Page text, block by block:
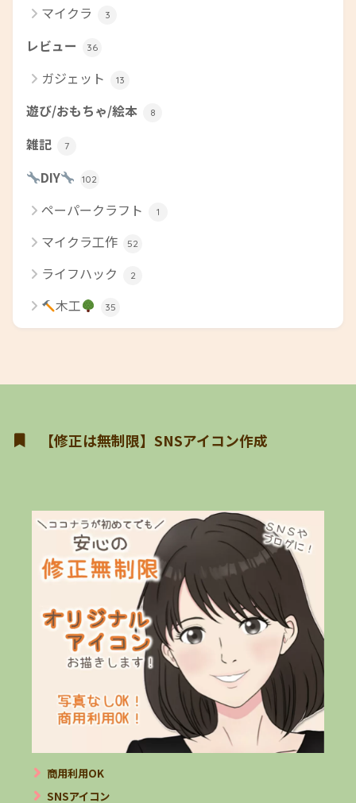
マイクラ 3
レビュー 36
ガジェット 13
遊び/おもちゃ/絵本 8
雑記 7
DIY 102
ペーパークラフト 1
マイクラ工作 52
ライフハック 2
木工 35
【修正は無制限】SNSアイコン作成
商用利用OK
SNSアイコン